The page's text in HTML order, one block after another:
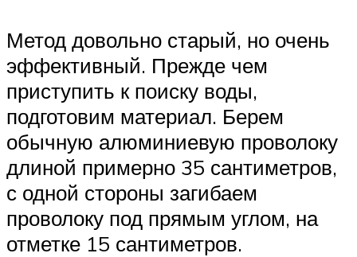
Метод довольно старый, но очень
эффективный. Прежде чем
приступить к поиску воды,
подготовим материал. Берем
обычную алюминиевую проволоку
длиной примерно 35 сантиметров,
с одной стороны загибаем
проволоку под прямым углом, на
отметке 15 сантиметров.